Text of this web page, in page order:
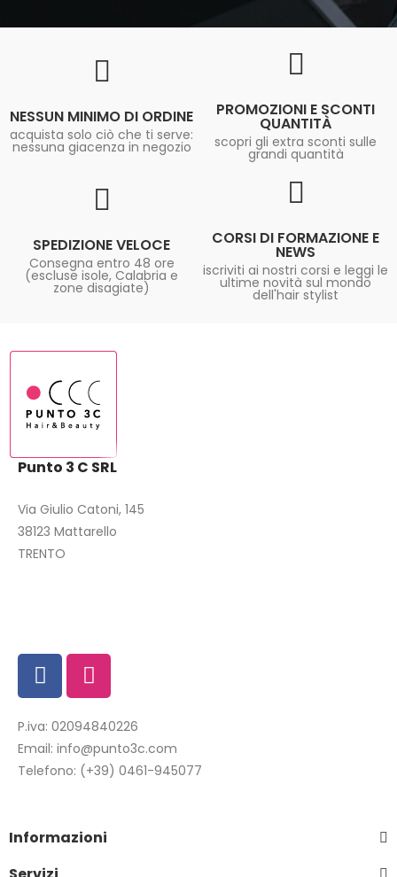
NESSUN MINIMO DI ORDINE
acquista solo ciò che ti serve:
nessuna giacenza in negozio
PROMOZIONI E SCONTI
QUANTITÀ
scopri gli extra sconti sulle
grandi quantità
SPEDIZIONE VELOCE
Consegna entro 48 ore
(escluse isole, Calabria e
zone disagiate)
CORSI DI FORMAZIONE E
NEWS
iscriviti ai nostri corsi e leggi le
ultime novità sul mondo
dell'hair stylist
Punto 3 C SRL
Via Giulio Catoni, 145
38123 Mattarello
TRENTO
P.iva: 02094840226
Email: info@punto3c.com
Telefono: (+39) 0461-945077
Informazioni